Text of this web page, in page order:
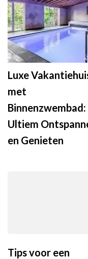
Luxe
met
Binnenzwembad:
Ultiem
en Genieten
Tips voor een